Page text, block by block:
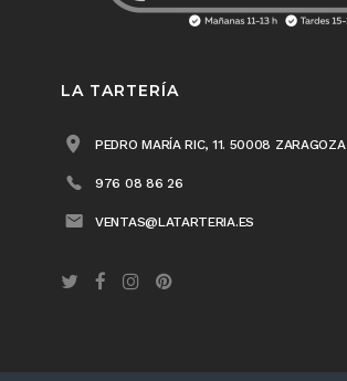
LA TARTERÍA
PEDRO MARÍA RIC, 11. 50008 ZARAGOZA
976 08 86 26
VENTAS@LATARTERIA.ES